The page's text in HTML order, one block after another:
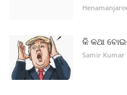
କି କଥା
Samir Kumar